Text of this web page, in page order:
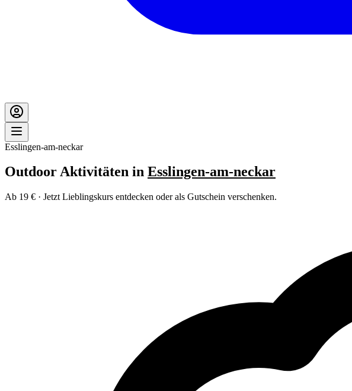
Esslingen-am-neckar
Outdoor Aktivitäten in Esslingen-am-neckar
Ab 19 € · Jetzt Lieblingskurs entdecken oder als Gutschein verschenken.